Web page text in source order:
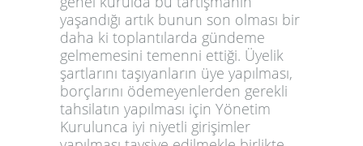
yaşandığı artık bunun son olması bir
daha ki toplantılarda gündeme
gelmemesini temenni ettiği. Üyelik
şartlarını taşıyanların üye yapılması,
borçlarını ödemeyenlerden gerekli
tahsilatın yapılması için Yönetim
Kurulunca iyi niyetli girişimler